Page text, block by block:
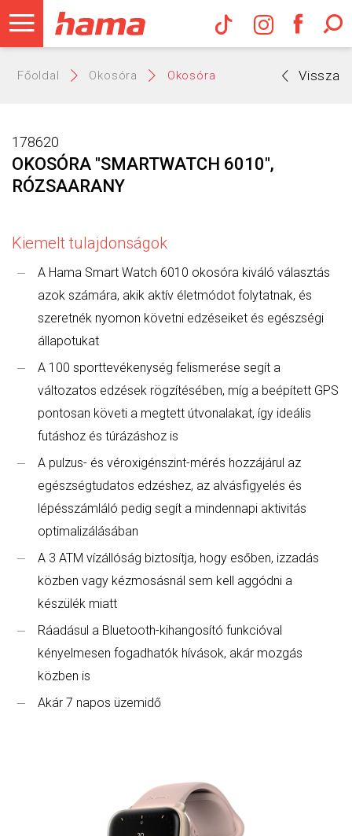
Hama
Főoldal Okosóra Okosóra Vissza
178620
OKOSÓRA "SMARTWATCH 6010",
RÓZSAARANY
Kiemelt tulajdonságok
A Hama Smart Watch 6010 okosóra kiváló választás
azok számára, akik aktív életmódot folytatnak, és
szeretnék nyomon követni edzéseiket és egészségi
állapotukat
A 100 sporttevékenység felismerése segít a
változatos edzések rögzítésében, míg a beépített GPS
pontosan követi a megtett útvonalakat, így ideális
futáshoz és túrázáshoz is
A pulzus- és véroxigénszint-mérés hozzájárul az
egészségtudatos edzéshez, az alvásfigyelés és
lépésszámláló pedig segít a mindennapi aktivitás
optimalizálásában
A 3 ATM vízállóság biztosítja, hogy esőben, izzadás
közben vagy kézmosásnál sem kell aggódni a
készülék miatt
Ráadásul a Bluetooth-kihangosító funkcióval
kényelmesen fogadhatók hívások, akár mozgás
közben is
Akár 7 napos üzemidő